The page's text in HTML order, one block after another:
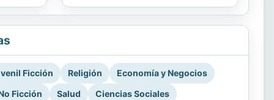
Ficción Religión
Economía y Negocios
Ficción
Salud Ciencias Sociales